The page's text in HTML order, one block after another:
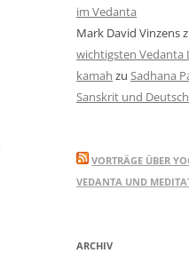
im Vedanta
Mark David Vinzens
wichtigsten Vedanta
kamah zu Sadhana
Sanskrit und Deutsch
VORTRÄGE ÜBER
VEDANTA UND
ARCHIV